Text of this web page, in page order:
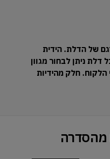
של הדלת. הידית
ניתן לבחור מגוון
הלקוח. חלק מהידיות
מהסדרה